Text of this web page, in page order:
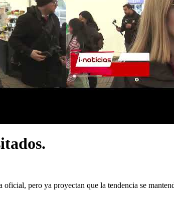
pero ya proyectan que la tendencia se